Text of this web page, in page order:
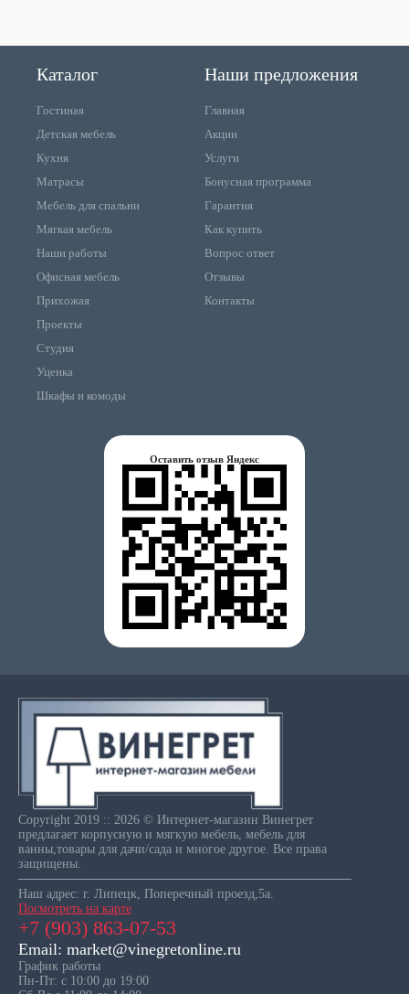
Каталог
Гостиная
Детская мебель
Кухня
Матрасы
Мебель для спальни
Мягкая мебель
Наши работы
Офисная мебель
Прихожая
Проекты
Студия
Уценка
Шкафы и комоды
Наши предложения
Главная
Акции
Услуги
Бонусная программа
Гарантия
Как купить
Вопрос ответ
Отзывы
Контакты
Оставить отзыв Яндекс
Copyright 2019 :: 2026 © Интернет-магазин Винегрет
предлагает корпусную и мягкую мебель, мебель для
ванны,товары для дачи/сада и многое другое. Все права
защищены.
Наш адрес: г. Липецк, Поперечный проезд,5а.
Посмотреть на карте
+7 (903) 863-07-53
Email: market@vinegretonline.ru
График работы
Пн-Пт: с 10:00 до 19:00